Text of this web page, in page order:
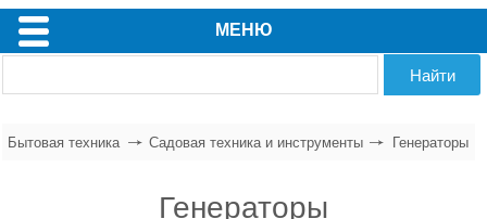
МЕНЮ
Бытовая техника Садовая техника и инструменты Генераторы
Генераторы
Техника для кухни
Климатическое оборудование